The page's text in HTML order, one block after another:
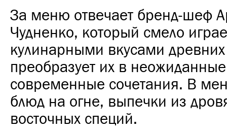
За меню отвечает бренд-шеф
Чудненко, который смело
кулинарными вкусами
преобразует их в
современные сочетания. В
блюд на огне, выпечки из
восточных специй.